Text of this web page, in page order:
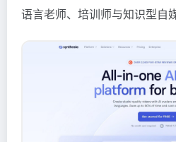
语言老师、培训师与知识型自